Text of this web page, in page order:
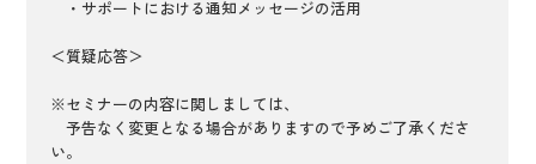
・サポートにおける通知メッセージの活用
＜質疑応答＞
※セミナーの内容に関しましては、
予告なく変更となる場合がありますので予めご了承くださ
い。